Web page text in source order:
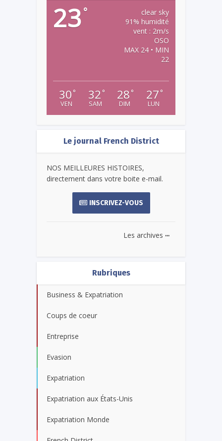
23°
clear sky
91% humidité
vent : 2m/s
OSO
MAX 24 • MIN
22
30 °
VEN
32 °
SAM
28 °
DIM
27 °
LUN
Le journal French District
NOS MEILLEURES HISTOIRES,
directement dans votre boite e-mail.
INSCRIVEZ-VOUS
Les archives ...
Rubriques
Business & Expatriation
Coups de coeur
Entreprise
Evasion
Expatriation
Expatriation aux États-Unis
Expatriation Monde